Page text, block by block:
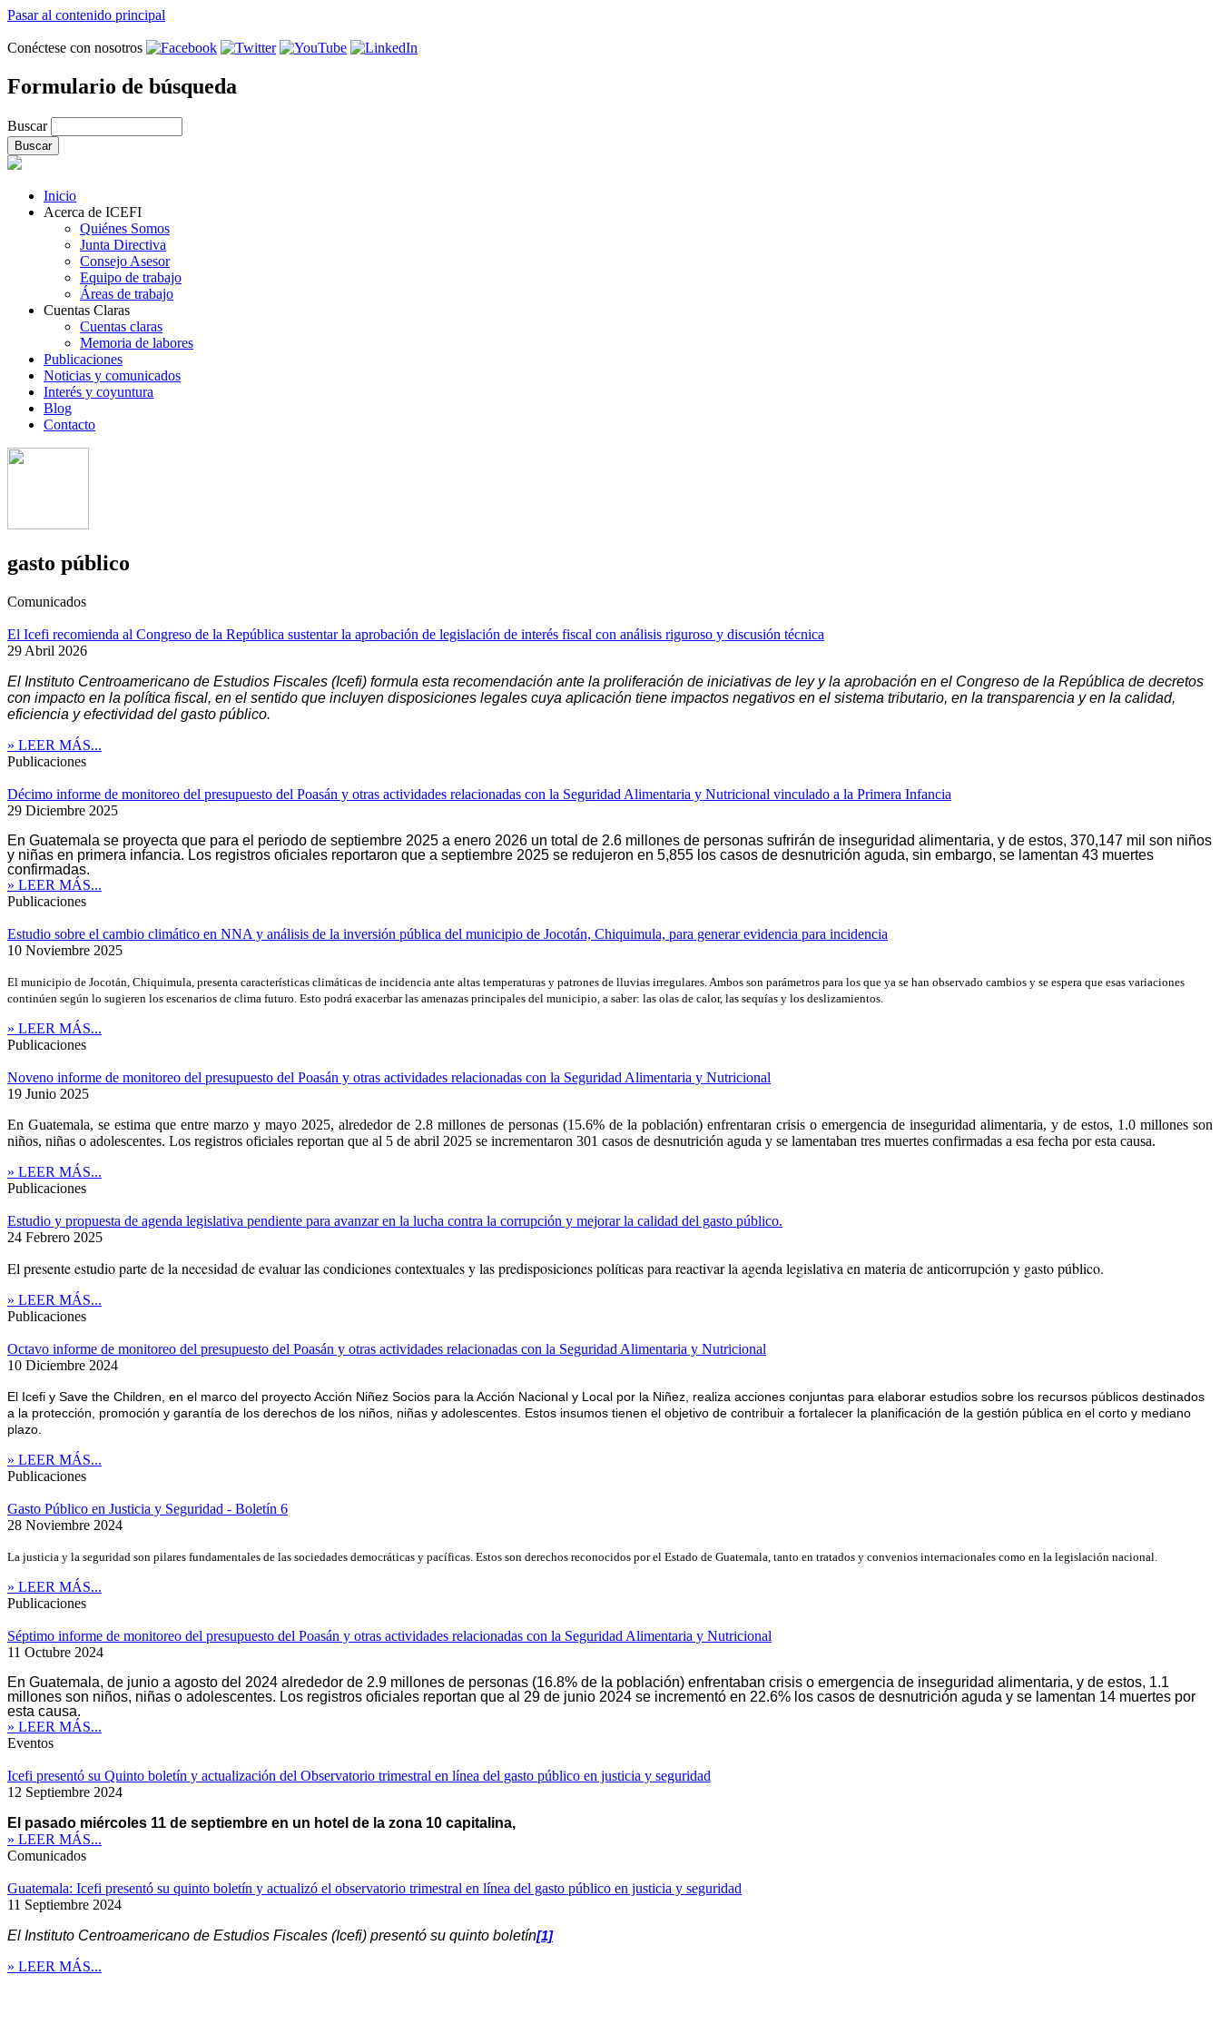
Pasar al contenido principal
Conéctese con nosotros
Formulario de búsqueda
Buscar
Inicio
Acerca de ICEFI
Quiénes Somos
Junta Directiva
Consejo Asesor
Equipo de trabajo
Áreas de trabajo
Cuentas Claras
Cuentas claras
Memoria de labores
Publicaciones
Noticias y comunicados
Interés y coyuntura
Blog
Contacto
gasto público
Comunicados
El Icefi recomienda al Congreso de la República sustentar la aprobación de legislación de interés fiscal con análisis riguroso y discusión técnica
29 Abril 2026
El Instituto Centroamericano de Estudios Fiscales (Icefi) formula esta recomendación ante la proliferación de iniciativas de ley y la aprobación en el Congreso de la República de decretos
con impacto en la política fiscal, en el sentido que incluyen disposiciones legales cuya aplicación tiene impactos negativos en el sistema tributario, en la transparencia y en la calidad,
eficiencia y efectividad del gasto público.
» LEER MÁS...
Publicaciones
Décimo informe de monitoreo del presupuesto del Poasán y otras actividades relacionadas con la Seguridad Alimentaria y Nutricional vinculado a la Primera Infancia
29 Diciembre 2025
En Guatemala se proyecta que para el periodo de septiembre 2025 a enero 2026 un total de 2.6 millones de personas sufrirán de inseguridad alimentaria, y de estos, 370,147 mil son niños
y niñas en primera infancia. Los registros oficiales reportaron que a septiembre 2025 se redujeron en 5,855 los casos de desnutrición aguda, sin embargo, se lamentan 43 muertes
confirmadas.
» LEER MÁS...
Publicaciones
Estudio sobre el cambio climático en NNA y análisis de la inversión pública del municipio de Jocotán, Chiquimula, para generar evidencia para incidencia
10 Noviembre 2025
El municipio de Jocotán, Chiquimula, presenta características climáticas de incidencia ante altas temperaturas y patrones de lluvias irregulares. Ambos son parámetros para los que ya se han observado cambios y se espera que esas variaciones
continúen según lo sugieren los escenarios de clima futuro. Esto podrá exacerbar las amenazas principales del municipio, a saber: las olas de calor, las sequías y los deslizamientos.
» LEER MÁS...
Publicaciones
Noveno informe de monitoreo del presupuesto del Poasán y otras actividades relacionadas con la Seguridad Alimentaria y Nutricional
19 Junio 2025
En Guatemala, se estima que entre marzo y mayo 2025, alrededor de 2.8 millones de personas (15.6% de la población) enfrentaran crisis o emergencia de inseguridad alimentaria, y de estos, 1.0 millones son
niños, niñas o adolescentes. Los registros oficiales reportan que al 5 de abril 2025 se incrementaron 301 casos de desnutrición aguda y se lamentaban tres muertes confirmadas a esa fecha por esta causa.
» LEER MÁS...
Publicaciones
Estudio y propuesta de agenda legislativa pendiente para avanzar en la lucha contra la corrupción y mejorar la calidad del gasto público.
24 Febrero 2025
El presente estudio parte de la necesidad de evaluar las condiciones contextuales y las predisposiciones políticas para reactivar la agenda legislativa en materia de anticorrupción y gasto público.
» LEER MÁS...
Publicaciones
Octavo informe de monitoreo del presupuesto del Poasán y otras actividades relacionadas con la Seguridad Alimentaria y Nutricional
10 Diciembre 2024
El Icefi y Save the Children, en el marco del proyecto Acción Niñez Socios para la Acción Nacional y Local por la Niñez, realiza acciones conjuntas para elaborar estudios sobre los recursos públicos destinados
a la protección, promoción y garantía de los derechos de los niños, niñas y adolescentes. Estos insumos tienen el objetivo de contribuir a fortalecer la planificación de la gestión pública en el corto y mediano
plazo.
» LEER MÁS...
Publicaciones
Gasto Público en Justicia y Seguridad - Boletín 6
28 Noviembre 2024
La justicia y la seguridad son pilares fundamentales de las sociedades democráticas y pacíficas. Estos son derechos reconocidos por el Estado de Guatemala, tanto en tratados y convenios internacionales como en la legislación nacional.
» LEER MÁS...
Publicaciones
Séptimo informe de monitoreo del presupuesto del Poasán y otras actividades relacionadas con la Seguridad Alimentaria y Nutricional
11 Octubre 2024
En Guatemala, de junio a agosto del 2024 alrededor de 2.9 millones de personas (16.8% de la población) enfrentaban crisis o emergencia de inseguridad alimentaria, y de estos, 1.1
millones son niños, niñas o adolescentes. Los registros oficiales reportan que al 29 de junio 2024 se incrementó en 22.6% los casos de desnutrición aguda y se lamentan 14 muertes por
esta causa.
» LEER MÁS...
Eventos
Icefi presentó su Quinto boletín y actualización del Observatorio trimestral en línea del gasto público en justicia y seguridad
12 Septiembre 2024
El pasado miércoles 11 de septiembre en un hotel de la zona 10 capitalina,
» LEER MÁS...
Comunicados
Guatemala: Icefi presentó su quinto boletín y actualizó el observatorio trimestral en línea del gasto público en justicia y seguridad
11 Septiembre 2024
El Instituto Centroamericano de Estudios Fiscales (Icefi) presentó su quinto boletín[1]
» LEER MÁS...